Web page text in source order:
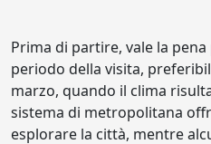
Prima di partire, vale la
periodo della visita,
marzo, quando il clima
sistema di metropolitana
esplorare la città, mentre